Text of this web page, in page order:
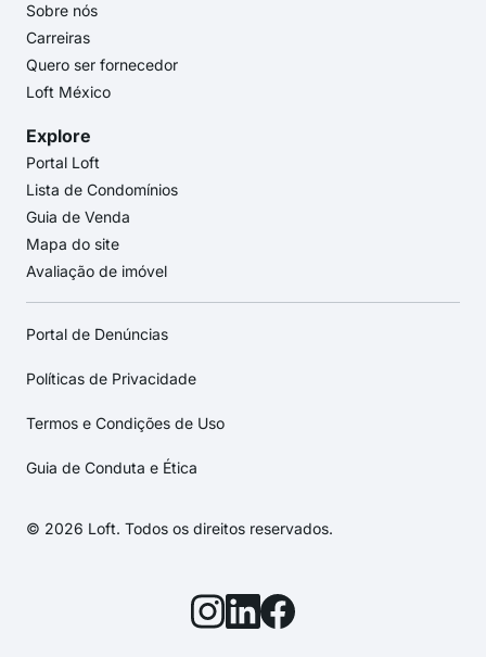
Sobre nós
Carreiras
Quero ser fornecedor
Loft México
Explore
Portal Loft
Lista de Condomínios
Guia de Venda
Mapa do site
Avaliação de imóvel
Portal de Denúncias
Políticas de Privacidade
Termos e Condições de Uso
Guia de Conduta e Ética
© 2026 Loft. Todos os direitos reservados.